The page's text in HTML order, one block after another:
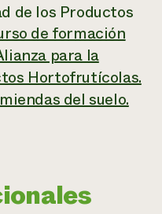
de los Productos
de formación
para la
Hortofrutícolas.
del suelo.